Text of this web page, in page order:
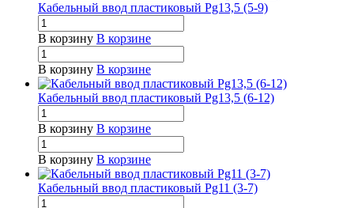
Кабельный ввод пластиковый Pg13,5 (5-9)
В корзину В корзине
В корзину В корзине
Кабельный ввод пластиковый Pg13,5 (6-12)
В корзину В корзине
В корзину В корзине
Кабельный ввод пластиковый Pg11 (3-7)